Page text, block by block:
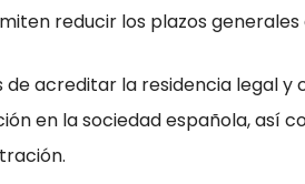
reducir los plazos
de acreditar la residencia legal
en la sociedad española, así